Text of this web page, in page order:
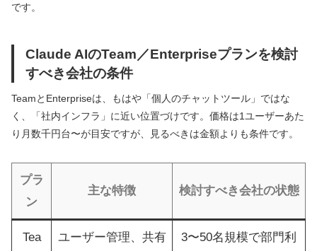
です。
Claude AIのTeam／Enterpriseプランを検討
すべき会社の条件
TeamとEnterpriseは、もはや「個人のチャットツール」ではな
く、「社内インフラ」に近い位置づけです。価格は1ユーザーあた
り月数千円台〜が目安ですが、見るべきは金額よりも条件です。
プラ
ン
主な特徴 検討すべき会社の状態
Tea
ユーザー管理、共有
3〜50名規模で部門利